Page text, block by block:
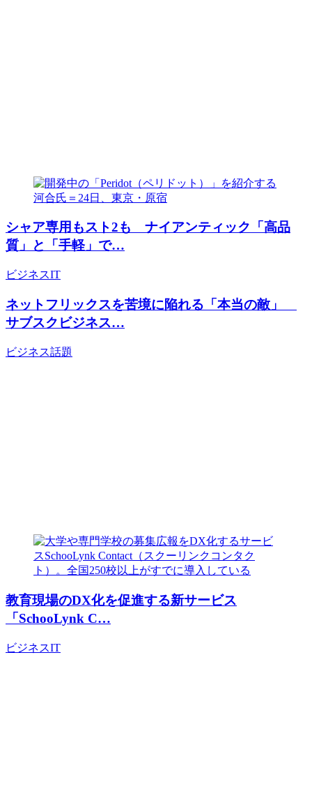
シャア専用もスト2も ナイアンティック「高品
質」と「手軽」で…
ビジネスIT
ネットフリックスを苦境に陥れる「本当の敵」
サブスクビジネス…
ビジネス話題
教育現場のDX化を促進する新サービス
「SchooLynk C…
ビジネスIT